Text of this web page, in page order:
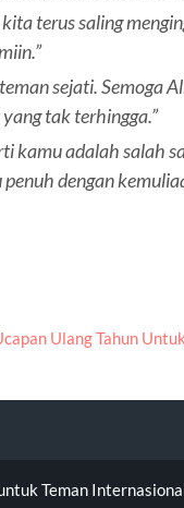
terus saling
sejati. Semoga
tak terhingga.”
kamu adalah salah
dengan
Ulang Tahun
Teman